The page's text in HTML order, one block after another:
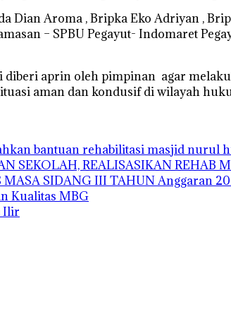
Aroma , Bripka Eko Adriyan ,
– SPBU Pegayut- Indomaret
aprin oleh pimpinan agar
aman dan kondusif di wilayah
bantuan rehabilitasi masjid nurul
SEKOLAH, REALISASIKAN REHAB
SIDANG III TAHUN Anggaran
Kualitas MBG
Ilir